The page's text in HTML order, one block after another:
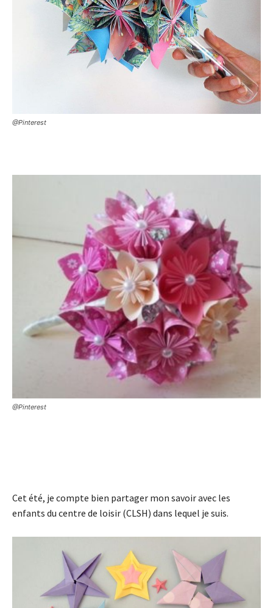
@Pinterest
@Pinterest
Cet été, je compte bien partager mon savoir avec les
enfants du centre de loisir (CLSH) dans lequel je suis.